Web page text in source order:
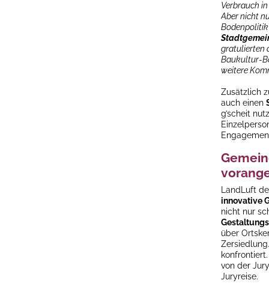
Verbrauch
Aber nicht
gratulierten
Baukultur-
weitere
Zusätzlich
auch einen
g’scheit
LandLuft
innovative
nicht nur
über
von der
Juryreise.